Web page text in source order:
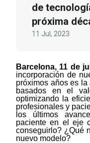
de
próxima
11 Jul, 2023
Barcelona, 11 de
incorporación de
próximos años es
basados en el
optimizando la
profesionales y
los últimos
paciente en el eje
conseguirlo? ¿Qué
nuevo modelo?